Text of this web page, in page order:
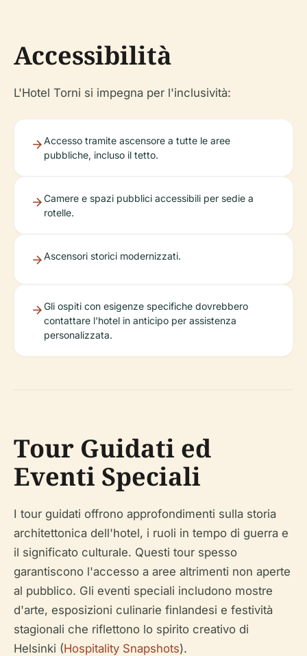
Accessibilità
L'Hotel Torni si impegna per l'inclusività:
Accesso tramite ascensore a tutte le aree
pubbliche, incluso il tetto.
Camere e spazi pubblici accessibili per sedie a
rotelle.
Ascensori storici modernizzati.
Gli ospiti con esigenze specifiche dovrebbero
contattare l'hotel in anticipo per assistenza
personalizzata.
Tour Guidati ed
Eventi Speciali
I tour guidati offrono approfondimenti sulla storia
architettonica dell'hotel, i ruoli in tempo di guerra e
il significato culturale. Questi tour spesso
garantiscono l'accesso a aree altrimenti non aperte
al pubblico. Gli eventi speciali includono mostre
d'arte, esposizioni culinarie finlandesi e festività
stagionali che riflettono lo spirito creativo di
Helsinki (Hospitality Snapshots).